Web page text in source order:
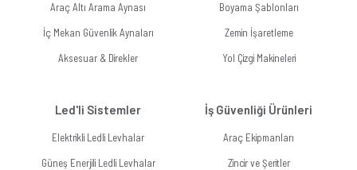
Araç Altı Arama Aynası
İç Mekan Güvenlik Aynaları
Aksesuar & Direkler
Led'li Sistemler
Elektrikli Ledli Levhalar
Güneş Enerjili Ledli Levhalar
Boyama Şablonları
Zemin İşaretleme
Yol Çizgi Makineleri
İş Güvenliği Ürünleri
Araç Ekipmanları
Zincir ve Şeritler